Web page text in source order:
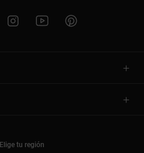
Elige tu región